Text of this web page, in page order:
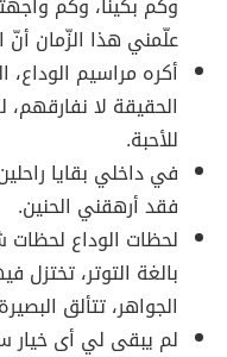
علّمني هذا الزّمان
أكره مراسيم الوداع،
الحقيقة لا
للأحبة.
في داخلي بقايا
فقد أرهقني الحنين.
لحظات الوداع
بالغة التوتر، تختزل
الجواهر، تتألق
لم يبقى لي أى خيار